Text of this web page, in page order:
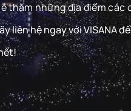
thăm những địa điểm các
liên hệ ngay với VISANA